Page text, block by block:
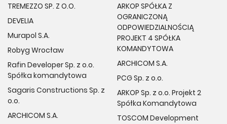
TREMEZZO SP. Z O.O.
DEVELIA
Murapol S.A.
Robyg Wrocław
Rafin Developer Sp. z o.o.
Spółka komandytowa
Sagaris Constructions Sp. z
o.o.
ARCHICOM S.A.
ARKOP SPÓŁKA Z
OGRANICZONĄ
ODPOWIEDZIALNOŚCIĄ
PROJEKT 4 SPÓŁKA
KOMANDYTOWA
ARCHICOM S.A.
PCG Sp. z o.o.
ARKOP Sp. z o.o. Projekt 2
Spółka Komandytowa
TOSCOM Development